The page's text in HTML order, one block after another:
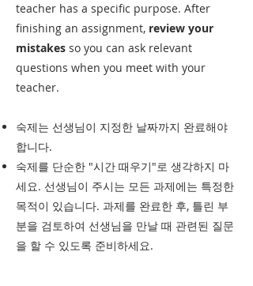
teacher has a specific purpose. After
finishing an assignment, review your
mistakes so you can ask relevant
questions when you meet with your
teacher.
숙제는 선생님이 지정한 날짜까지 완료해야
합니다.
​숙제를 단순한 "시간 때우기"로 생각하지 마
세요. 선생님이 주시는 모든 과제에는 특정한
목적이 있습니다. 과제를 완료한 후, 틀린 부
분을 검토하여 선생님을 만날 때 관련된 질문
을 할 수 있도록 준비하세요.